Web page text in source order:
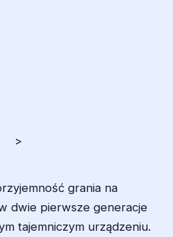
>
grania na
dwie pierwsze generacje
tajemniczym urządzeniu.